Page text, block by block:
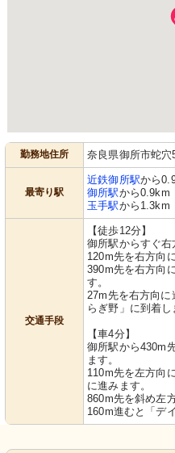
勤務地住所 奈良県御所市蛇穴
最寄り駅
近鉄御所駅から
御所駅から0.9km
玉手駅から1.3km
交通手段
【徒歩12分】
御所駅からすぐ右
120m先を右方向
390m先を右方向
す。
27m先を右方向に
らぎ野」に到着し
【車4分】
御所駅から430m
ます。
110m先を左方向
に進みます。
860m先を斜め左
160m進むと「デ